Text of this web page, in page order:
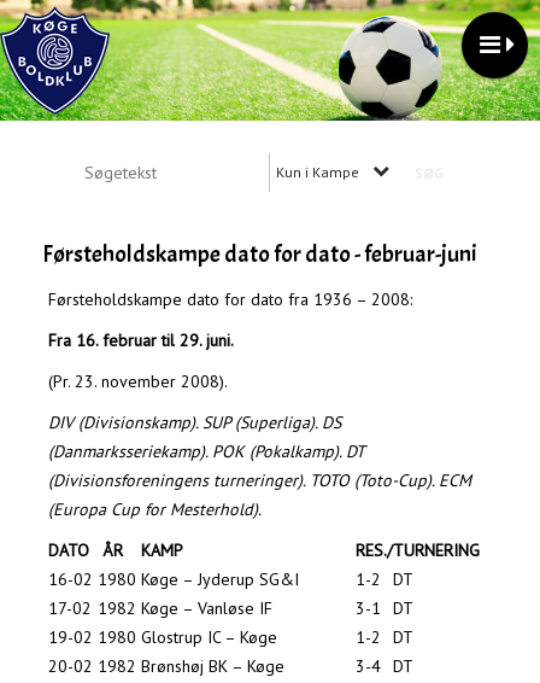
Kun i Kampe
Førsteholdskampe dato for dato - februar-juni
Førsteholdskampe dato for dato fra 1936 – 2008:
Fra 16. februar til 29. juni.
(Pr. 23. november 2008).
DIV (Divisionskamp). SUP (Superliga). DS
(Danmarksseriekamp). POK (Pokalkamp). DT
(Divisionsforeningens turneringer). TOTO (Toto-Cup). ECM
(Europa Cup for Mesterhold).
DATO
ÅR KAMP RES./TURNERING
16-02 1980 Køge – Jyderup SG&I 1-2
DT
17-02 1982 Køge – Vanløse IF 3-1
DT
19-02 1980 Glostrup IC – Køge 1-2
DT
20-02 1982 Brønshøj BK – Køge 3-4 DT